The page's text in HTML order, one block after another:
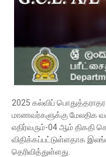
2025 கல்விப்
மாணவர்களுக்கு மேலதிக
எதிர்வரும்-04 ஆம் திகதி
விதிக்கப்பட்டுள்ளதாக
தெரிவித்துள்ளது.